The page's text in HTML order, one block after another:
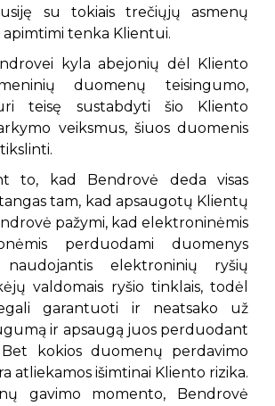
su tokiais trečiųjų asmenų
apimtimi tenka Klientui.
kyla abejonių dėl Kliento
duomenų teisingumo,
teisę sustabdyti šio Kliento
veiksmus, šiuos duomenis
to, kad Bendrovė deda visas
tam, kad apsaugotų Klientų
pažymi, kad elektroninėmis
perduodami duomenys
naudojantis elektroninių ryšių
valdomais ryšio tinklais, todėl
garantuoti ir neatsako už
ir apsaugą juos perduodant
kokios duomenų perdavimo
atliekamos išimtinai Kliento rizika.
gavimo momento, Bendrovė